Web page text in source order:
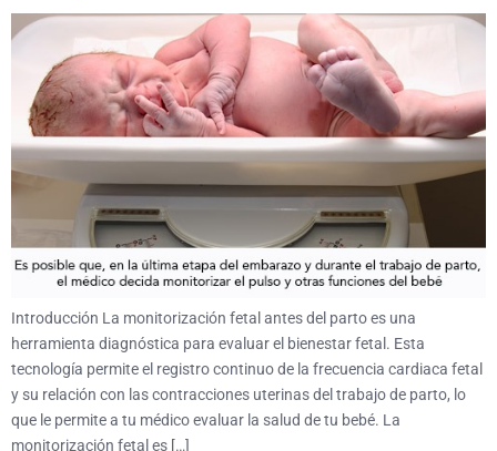
Introducción La monitorización fetal antes del parto es una
herramienta diagnóstica para evaluar el bienestar fetal. Esta
tecnología permite el registro continuo de la frecuencia cardiaca fetal
y su relación con las contracciones uterinas del trabajo de parto, lo
que le permite a tu médico evaluar la salud de tu bebé. La
monitorización fetal es […]